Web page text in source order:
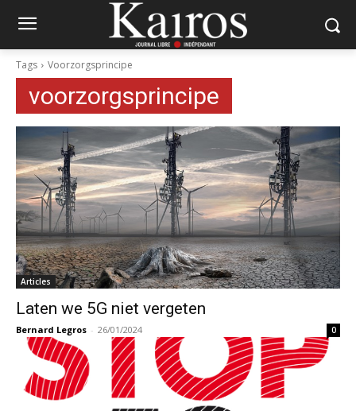
Tags Voorzorgsprincipe
voorzorgsprincipe
Articles
Laten we 5G niet vergeten
Bernard Legros - 26/01/2024 0